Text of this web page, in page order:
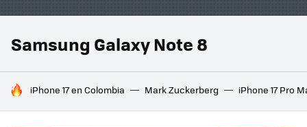
Samsung Galaxy Note 8
HOY SE HABLA DE
iPhone 17 en Colombia Mark Zuckerberg iPhone 17 Pro